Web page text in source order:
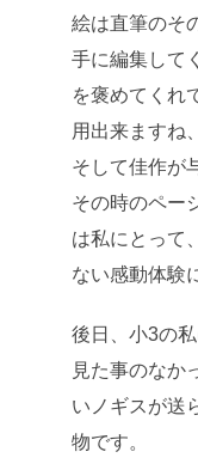
絵は直筆のそ
手に編集して
を褒めてくれ
用出来ますね
そして佳作が
その時のペー
は私にとって
ない感動体験
後日、小3の
見た事のなか
いノギスが送
物です。